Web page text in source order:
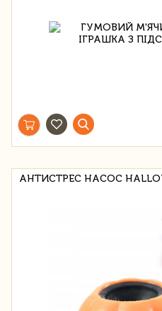
АНТИСТРЕС НАСОС